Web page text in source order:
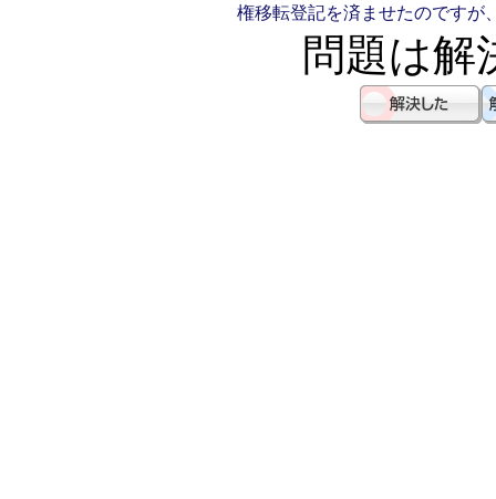
権移転登記を済ませたのですが
問題は解